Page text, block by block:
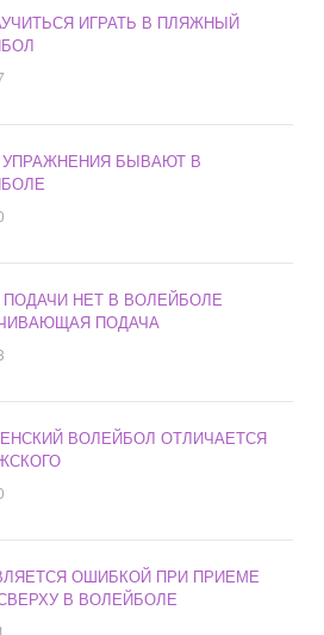
ИГРАТЬ В ПЛЯЖНЫЙ
УПРАЖНЕНИЯ БЫВАЮТ В
ПОДАЧИ НЕТ В ВОЛЕЙБОЛЕ
ПОДАЧА
ВОЛЕЙБОЛ ОТЛИЧАЕТСЯ
ОШИБКОЙ ПРИ ПРИЕМЕ
В ВОЛЕЙБОЛЕ